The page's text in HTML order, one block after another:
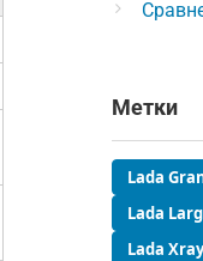
Метки
Lada
Lada
Lada Xray